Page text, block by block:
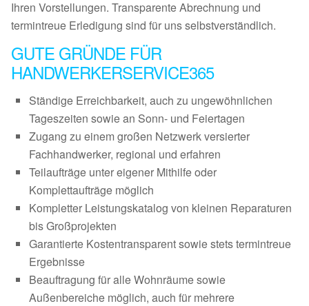
Ihren Vorstellungen. Transparente Abrechnung und
termintreue Erledigung sind für uns selbstverständlich.
GUTE GRÜNDE FÜR
HANDWERKERSERVICE365
Ständige Erreichbarkeit, auch zu ungewöhnlichen
Tageszeiten sowie an Sonn- und Feiertagen
Zugang zu einem großen Netzwerk versierter
Fachhandwerker, regional und erfahren
Teilaufträge unter eigener Mithilfe oder
Komplettaufträge möglich
Kompletter Leistungskatalog von kleinen Reparaturen
bis Großprojekten
Garantierte Kostentransparent sowie stets termintreue
Ergebnisse
Beauftragung für alle Wohnräume sowie
Außenbereiche möglich, auch für mehrere